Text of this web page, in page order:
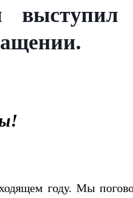
выступил
году. Мы